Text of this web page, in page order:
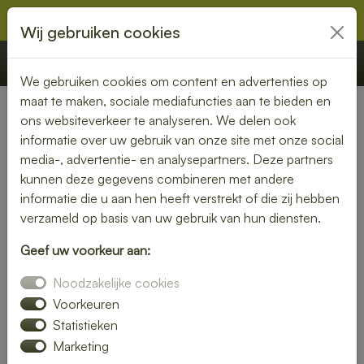
€ 0,00 Offerte Bestellen
Nederland»Noord-Brabant» Liempde
Lunch laten bezorgen in
Liempde – gezond, vers en
gemakkelijk
in Liempde en geniet van verse gerechten op jouw
gewenste locatie. Van kleurrijke salades tot knapperige
broodjes – wij bezorgen jouw lunch vers en op tijd.
Plaats eenvoudig je bestelling online en laat je verrassen
Wij gebruiken cookies
We gebruiken cookies om content en advertenties op
maat te maken, sociale mediafuncties aan te bieden en
ons websiteverkeer te analyseren. We delen ook
informatie over uw gebruik van onze site met onze social
media-, advertentie- en analysepartners. Deze partners
kunnen deze gegevens combineren met andere
informatie die u aan hen heeft verstrekt of die zij hebben
verzameld op basis van uw gebruik van hun diensten.
Geef uw voorkeur aan:
Noodzakelijke cookies
Voorkeuren
Statistieken
Marketing